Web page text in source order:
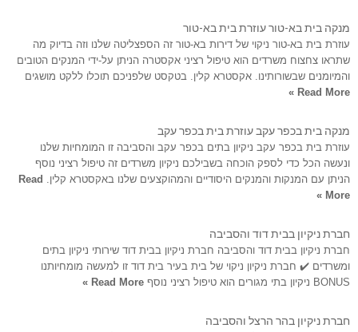
מנקה בית בא-טור עוזרת בית בא-טור
עוזרת בית בא-טור ניקוי של דירות בא-טור זה הספצליטה שלנו וזה בדיוק מה
שתראו צחצוח משרדים הוא טיפול רציני אקסטרה הניתן על-ידי המנקים הטובים
והמיומנים שבשורותינו. אקסטרא קלין. בטקסט שלפניכם תוכלו ללקט מושגים
Read More »
מנקה בית בכפר עקב עוזרת בית בכפר עקב
עוזרת בית בכפר עקב ניקיון בתים בכפר עקב והסביבה זו המומחיות שלנו
ונעשה הכל כדי לספק הוכחה בשבילכם ניקיון משרדים זה טיפול רציני נוסף
הניתן עם המנקות והמנקים היסודיים והמהוקצעים שלנו באקסטרא קלין. Read
More »
חברת ניקיון בבית דוד והסביבה
חברת ניקיון בבית דוד והסביבה חברת ניקיון בבית דוד שירותי ניקיון בתים
ומשרדים ✔️ חברת ניקיון ניקוי של בית בעיר בית דוד זו למעשה מומחיותנו
BONUS ניקיון בתי מגורים הוא טיפול רציני נוסף
Read More »
חברת ניקיון בהר הרצל והסביבה